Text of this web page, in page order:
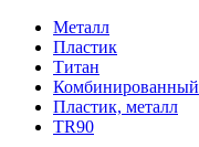
Металл
Пластик
Титан
Комбинированный
Пластик, металл
TR90